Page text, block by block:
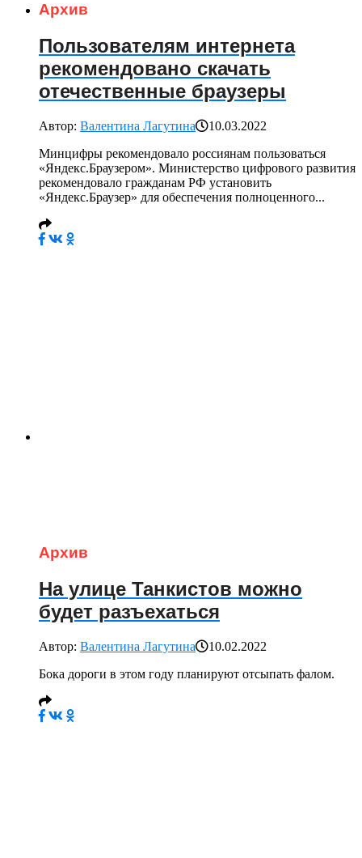
Архив
Пользователям интернета
рекомендовано скачать
отечественные браузеры
Автор: Валентина Лагутина
10.03.2022
Минцифры рекомендовало россиянам пользоваться
«Яндекс.Браузером». Министерство цифрового развития
рекомендовало гражданам РФ установить
«Яндекс.Браузер» для обеспечения полноценного...
Архив
На улице Танкистов можно
будет разъехаться
Автор: Валентина Лагутина
10.02.2022
Бока дороги в этом году планируют отсыпать фалом.